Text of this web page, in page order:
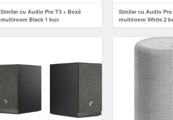
Similar cu Audio Pro T3 + Boxă
multiroom Black 1 buc
Similar cu Audio
multiroom White 2